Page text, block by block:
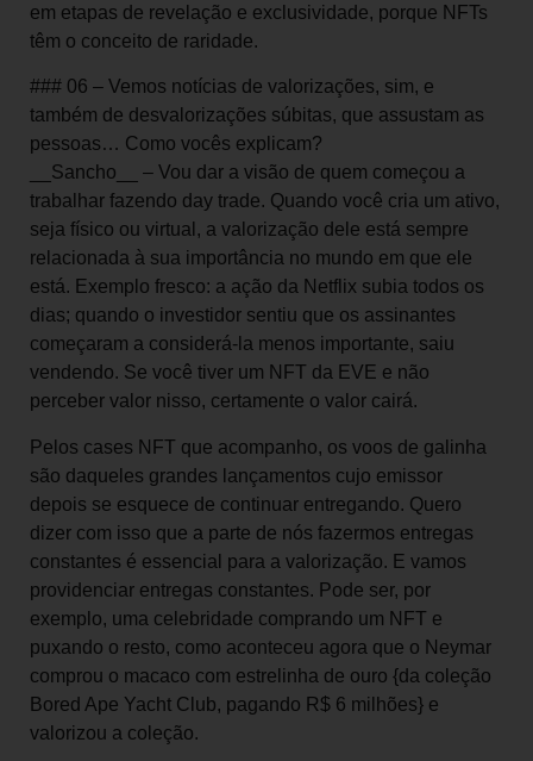
em etapas de revelação e exclusividade, porque NFTs
têm o conceito de raridade.
### 06 – Vemos notícias de valorizações, sim, e
também de desvalorizações súbitas, que assustam as
pessoas… Como vocês explicam?
__Sancho__ – Vou dar a visão de quem começou a
trabalhar fazendo day trade. Quando você cria um ativo,
seja físico ou virtual, a valorização dele está sempre
relacionada à sua importância no mundo em que ele
está. Exemplo fresco: a ação da Netflix subia todos os
dias; quando o investidor sentiu que os assinantes
começaram a considerá-la menos importante, saiu
vendendo. Se você tiver um NFT da EVE e não
perceber valor nisso, certamente o valor cairá.
Pelos cases NFT que acompanho, os voos de galinha
são daqueles grandes lançamentos cujo emissor
depois se esquece de continuar entregando. Quero
dizer com isso que a parte de nós fazermos entregas
constantes é essencial para a valorização. E vamos
providenciar entregas constantes. Pode ser, por
exemplo, uma celebridade comprando um NFT e
puxando o resto, como aconteceu agora que o Neymar
comprou o macaco com estrelinha de ouro {da coleção
Bored Ape Yacht Club, pagando R$ 6 milhões} e
valorizou a coleção.